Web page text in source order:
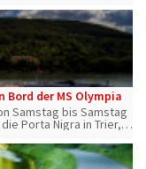
Bord der MS Olympia
Samstag bis Samstag
Porta Nigra in Trier,